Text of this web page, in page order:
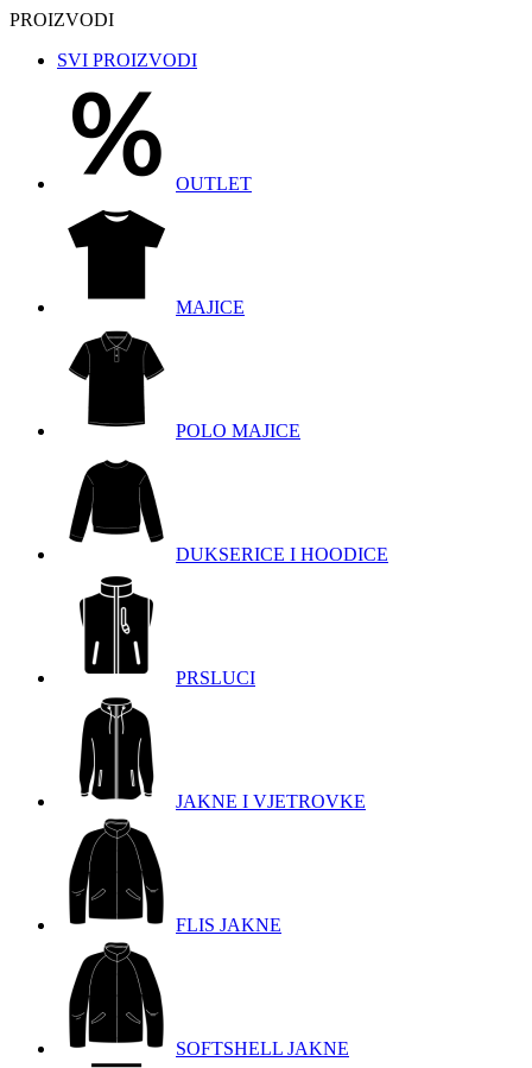
PROIZVODI
SVI PROIZVODI
OUTLET
MAJICE
POLO MAJICE
DUKSERICE I HOODICE
PRSLUCI
JAKNE I VJETROVKE
FLIS JAKNE
SOFTSHELL JAKNE